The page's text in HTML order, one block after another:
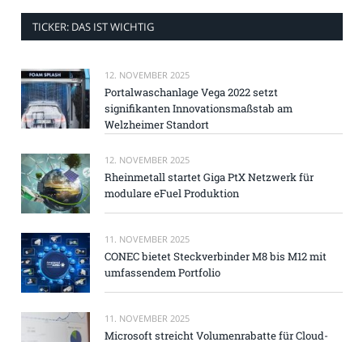
TICKER: DAS IST WICHTIG
12. NOVEMBER 2025
Portalwaschanlage Vega 2022 setzt
signifikanten Innovationsmaßstab am
Welzheimer Standort
12. NOVEMBER 2025
Rheinmetall startet Giga PtX Netzwerk für
modulare eFuel Produktion
11. NOVEMBER 2025
CONEC bietet Steckverbinder M8 bis M12 mit
umfassendem Portfolio
11. NOVEMBER 2025
Microsoft streicht Volumenrabatte für Cloud-